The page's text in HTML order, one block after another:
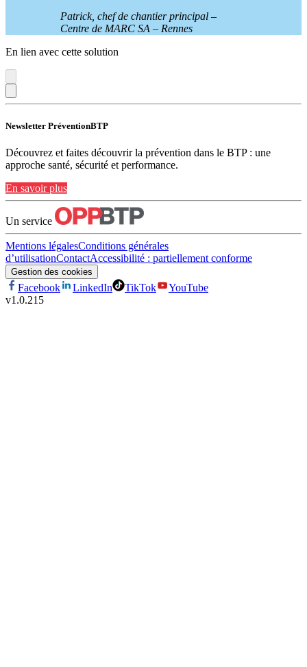
Patrick, chef de chantier principal –
Centre de MARC SA – Rennes
En lien avec cette solution
Newsletter PréventionBTP
Découvrez et faites découvrir la prévention dans le BTP : une
approche santé, sécurité et performance.
En savoir plus
Un service
Mentions légalesConditions générales
d’utilisationContactAccessibilité : partiellement conforme
Gestion des cookies
Facebook LinkedIn TikTok
YouTube
v1.0.215